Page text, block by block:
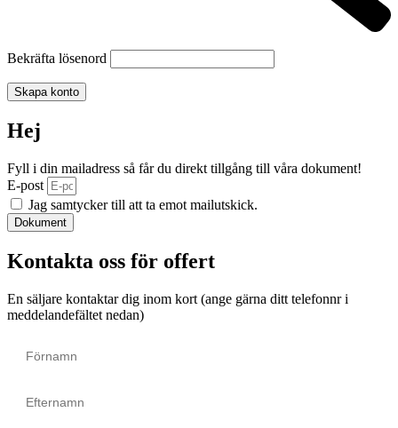
Bekräfta lösenord
Skapa konto
Hej
Fyll i din mailadress så får du direkt tillgång till våra dokument!
E-post
Jag samtycker till att ta emot mailutskick.
Dokument
Kontakta oss för offert
En säljare kontaktar dig inom kort (ange gärna ditt telefonnr i
meddelandefältet nedan)